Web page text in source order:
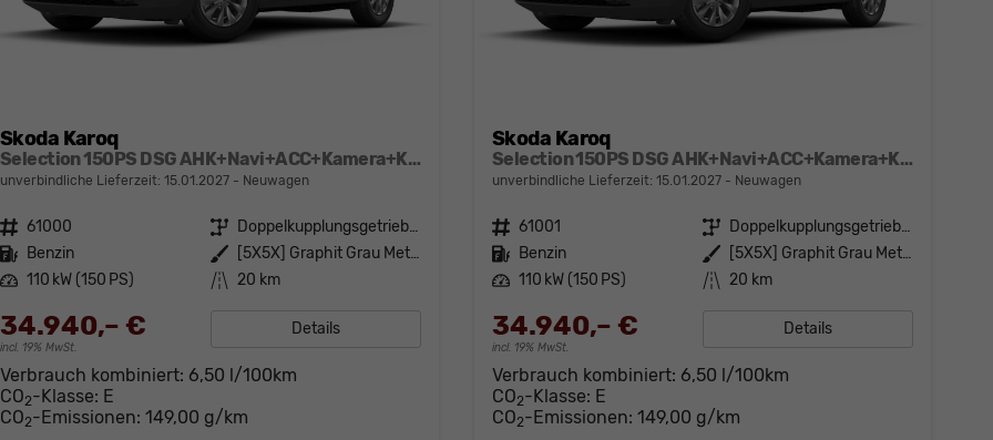
Skoda Karoq
Selection 150PS DSG AHK+Navi+ACC+Kamera+Kessy+Sitzheizung+GV5+Ambiente
unverbindliche Lieferzeit: 15.01.2027 Neuwagen
Fahrzeugnr. 61000 Getriebe
Doppelkupplungsgetriebe (DSG)
Kraftstoff Benzin Außenfarbe
[5X5X] Graphit Grau Metallic
Leistung 110 kW (150 PS) Kilometerstand 20 km
34.940,– €
incl. 19% MwSt.
Details
Verbrauch kombiniert: 6,50 l/100km
CO2-Klasse: E
CO2-Emissionen: 149,00 g/km
Skoda Karoq
Selection 150PS DSG AHK+Navi+ACC+Kamera+Kessy+Sitzheizung+GV5+Ambiente
unverbindliche Lieferzeit: 15.01.2027 Neuwagen
Fahrzeugnr. 61001 Getriebe
Doppelkupplungsgetriebe (DSG)
Kraftstoff Benzin Außenfarbe
[5X5X] Graphit Grau Metallic
Leistung 110 kW (150 PS) Kilometerstand 20 km
34.940,– €
incl. 19% MwSt.
Details
Verbrauch kombiniert: 6,50 l/100km
CO2-Klasse: E
CO2-Emissionen: 149,00 g/km